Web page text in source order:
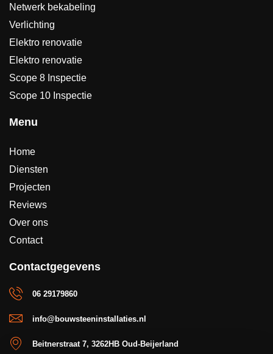
Netwerk bekabeling
Verlichting
Elektro renovatie
Elektro renovatie
Scope 8 Inspectie
Scope 10 Inspectie
Menu
Home
Diensten
Projecten
Reviews
Over ons
Contact
Contactgegevens
06 29179860
info@bouwsteeninstallaties.nl
Beitnerstraat 7, 3262HB Oud-Beijerland